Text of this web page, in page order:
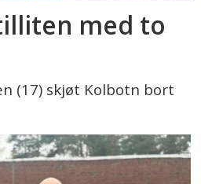
med to
(17) skjøt Kolbotn bort